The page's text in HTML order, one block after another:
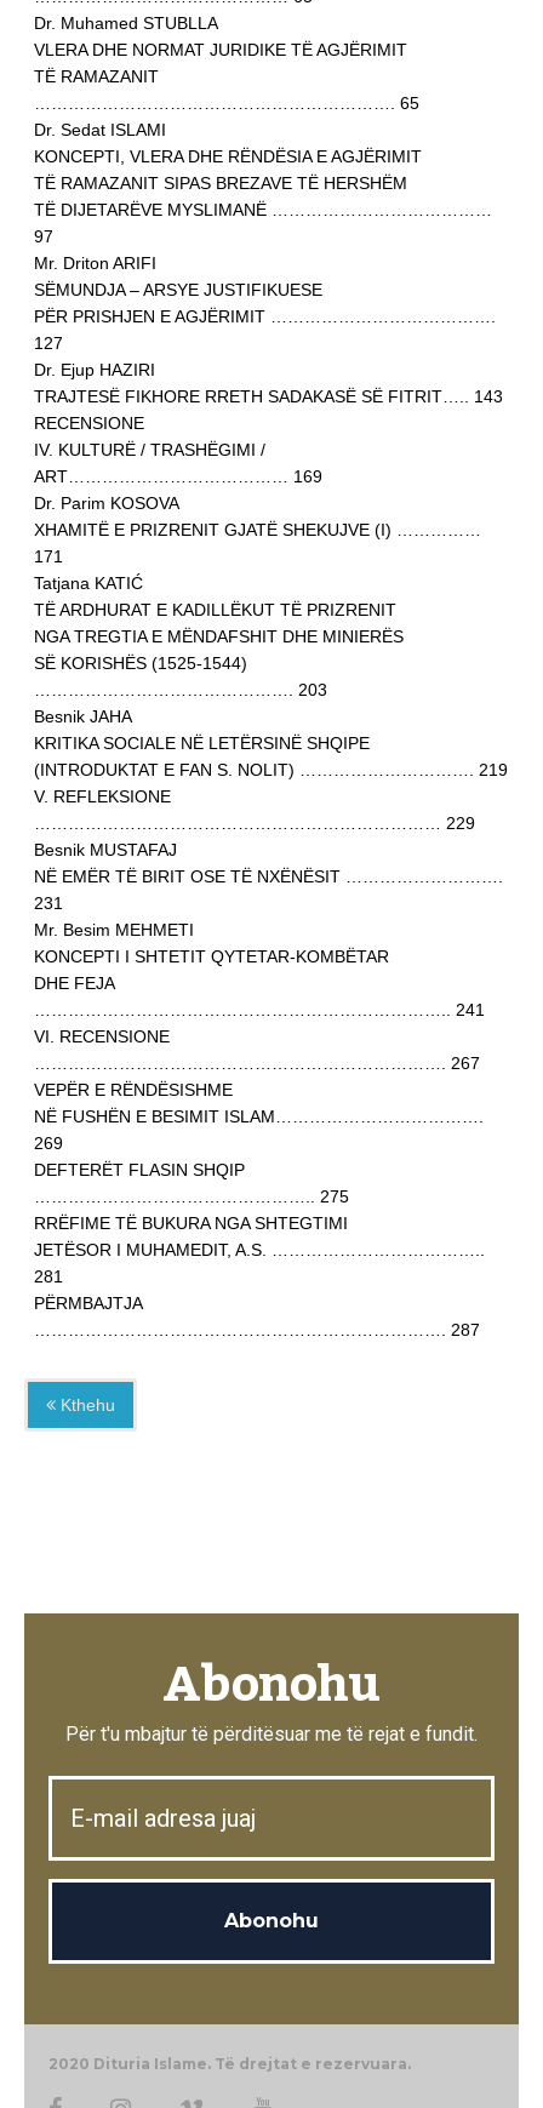
Dr. Muhamed STUBLLA
VLERA DHE NORMAT JURIDIKE TË AGJËRIMIT
TË RAMAZANIT
………………………………………………………. 65
Dr. Sedat ISLAMI
KONCEPTI, VLERA DHE RËNDËSIA E AGJËRIMIT
TË RAMAZANIT SIPAS BREZAVE TË HERSHËM
TË DIJETARËVE MYSLIMANË …………………………………
97
Mr. Driton ARIFI
SËMUNDJA – ARSYE JUSTIFIKUESE
PËR PRISHJEN E AGJËRIMIT ………………………………….
127
Dr. Ejup HAZIRI
TRAJTESË FIKHORE RRETH SADAKASË SË FITRIT….. 143
RECENSIONE
IV. KULTURË / TRASHËGIMI /
ART………………………………… 169
Dr. Parim KOSOVA
XHAMITË E PRIZRENIT GJATË SHEKUJVE (I) ……………
171
Tatjana KATIĆ
TË ARDHURAT E KADILLËKUT TË PRIZRENIT
NGA TREGTIA E MËNDAFSHIT DHE MINIERËS
SË KORISHËS (1525-1544)
………………………………………. 203
Besnik JAHA
KRITIKA SOCIALE NË LETËRSINË SHQIPE
(INTRODUKTAT E FAN S. NOLIT) …………………………. 219
V. REFLEKSIONE
……………………………………………………………… 229
Besnik MUSTAFAJ
NË EMËR TË BIRIT OSE TË NXËNËSIT ……………………….
231
Mr. Besim MEHMETI
KONCEPTI I SHTETIT QYTETAR-KOMBËTAR
DHE FEJA
……………………………………………………………….. 241
VI. RECENSIONE
………………………………………………………………. 267
VEPËR E RËNDËSISHME
NË FUSHËN E BESIMIT ISLAM……………………………….
269
DEFTERËT FLASIN SHQIP
………………………………………….. 275
RRËFIME TË BUKURA NGA SHTEGTIMI
JETËSOR I MUHAMEDIT, A.S. ………………………………..
281
PËRMBAJTJA
………………………………………………………………. 287
Kthehu
Abonohu
Për t'u mbajtur të përditësuar me të rejat e fundit.
2020 Dituria Islame. Të drejtat e rezervuara.